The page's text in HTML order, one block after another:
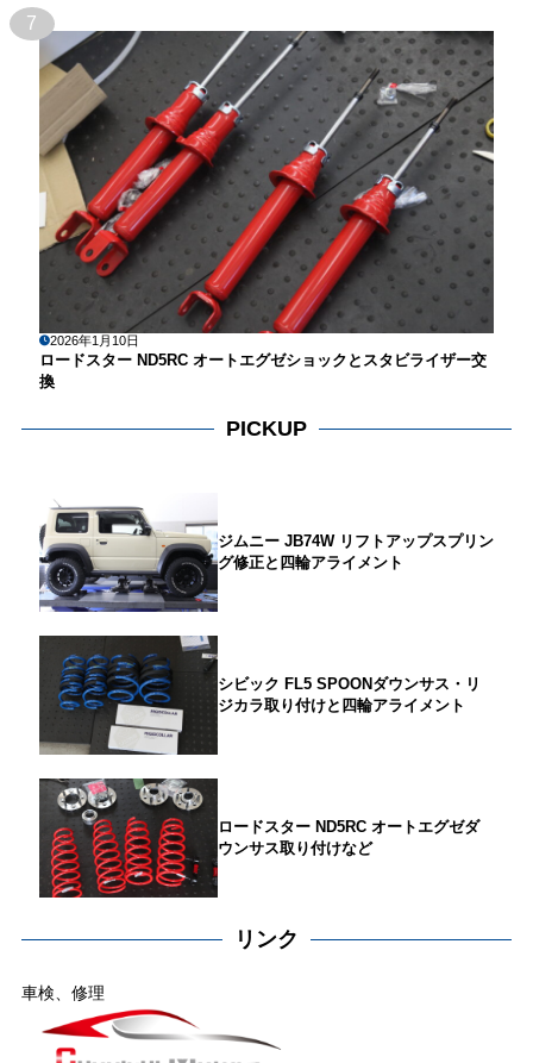
7
2026年1月10日
ロードスター ND5RC オートエグゼショックとスタビライザー交
換
PICKUP
ジムニー JB74W リフトアップスプリン
グ修正と四輪アライメント
シビック FL5 SPOONダウンサス・リ
ジカラ取り付けと四輪アライメント
ロードスター ND5RC オートエグゼダ
ウンサス取り付けなど
リンク
車検、修理